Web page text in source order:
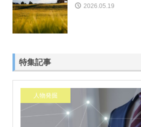
2026.05.19
特集記事
人物発掘